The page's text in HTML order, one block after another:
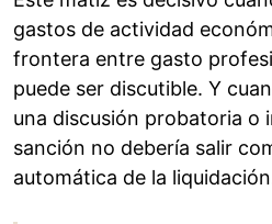
gastos de actividad
frontera entre gasto
puede ser discutible. Y
una discusión probatoria o
sanción no debería salir
automática de la